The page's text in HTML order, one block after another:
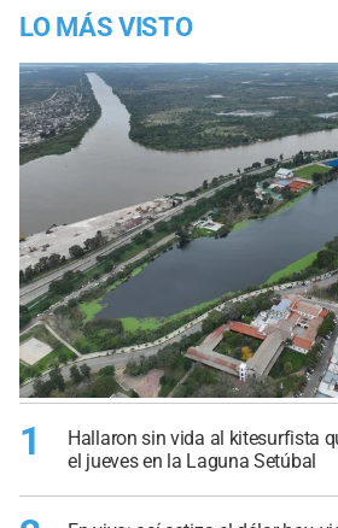
LO MÁS VISTO
1
Hallaron sin vida al kitesurfista
el jueves en la Laguna Setúbal